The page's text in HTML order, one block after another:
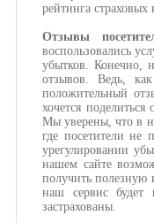
рейтинга
Отзывы
воспользовались
убытков. Конечно,
отзывов. Ведь,
положительный
хочется
Мы уверены, что в
где посетители не
урегулировании
нашем сайте
получить полезную
наш сервис будет
застрахованы.